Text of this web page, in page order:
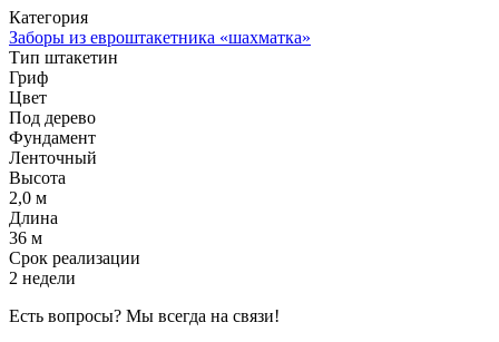
Категория
Заборы из евроштакетника «шахматка»
Тип штакетин
Гриф
Цвет
Под дерево
Фундамент
Ленточный
Высота
2,0 м
Длина
36 м
Срок реализации
2 недели
Есть вопросы? Мы всегда на связи!